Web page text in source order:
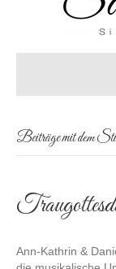
Beiträge mit dem
Ann-Kathrin &